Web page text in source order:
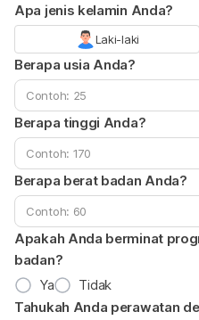
Apa jenis kelamin Anda?
Laki-laki
Berapa usia Anda?
Berapa tinggi Anda?
Berapa berat badan Anda?
Apakah Anda berminat
badan?
Ya
Tidak
Tahukah Anda perawatan